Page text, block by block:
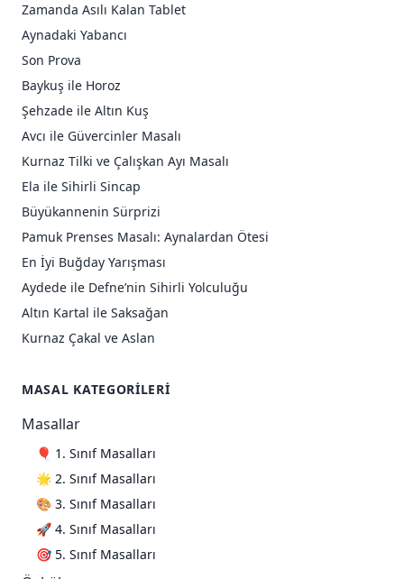
Zamanda Asılı Kalan Tablet
Aynadaki Yabancı
Son Prova
Baykuş ile Horoz
Şehzade ile Altın Kuş
Avcı ile Güvercinler Masalı
Kurnaz Tilki ve Çalışkan Ayı Masalı
Ela ile Sihirli Sincap
Büyükannenin Sürprizi
Pamuk Prenses Masalı: Aynalardan Ötesi
En İyi Buğday Yarışması
Aydede ile Defne’nin Sihirli Yolculuğu
Altın Kartal ile Saksağan
Kurnaz Çakal ve Aslan
MASAL KATEGORILERI
Masallar
🎈 1. Sınıf Masalları
🌟 2. Sınıf Masalları
🎨 3. Sınıf Masalları
🚀 4. Sınıf Masalları
🎯 5. Sınıf Masalları